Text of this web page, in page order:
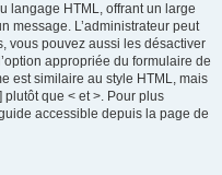
langage HTML, offrant un large
message. L’administrateur peut
vous pouvez aussi les désactiver
appropriée du formulaire de
est similaire au style HTML, mais
plutôt que < et >. Pour plus
accessible depuis la page de